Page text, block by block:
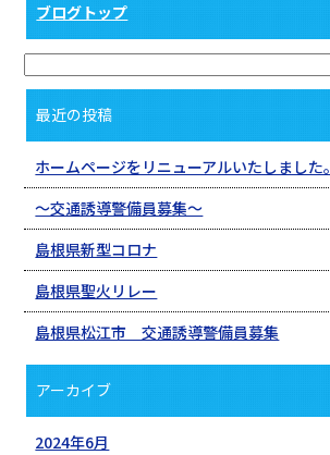
ブログトップ
最近の投稿
ホームページをリニューアルいたしました。
〜交通誘導警備員募集〜
島根県新型コロナ
島根県聖火リレー
島根県松江市 交通誘導警備員募集
アーカイブ
2024年6月